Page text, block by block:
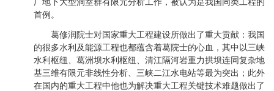
厂地下大型洞室群有限元分析工作，被认为是我国同类工程的
首例。
葛修润院士对国家重大工程建设所做出了重大贡献：我国
的很多水利及能源工程也都蕴含着葛院士的心血，其中以三峡
水利枢纽、葛洲坝水利枢纽、清江隔河岩重力拱坝连同复杂地
基三维有限元非线性分析、三峡二江水电站等最为突出；此外
在国内的重大工程中他也为解决重大工程关键技术难题做出了